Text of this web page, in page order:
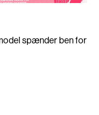
spænder ben for